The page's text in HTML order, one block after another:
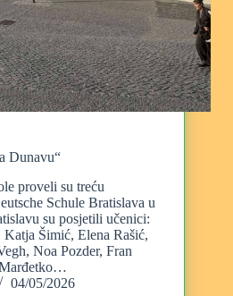
Dunavu“
proveli su treću
Schule Bratislava u
su posjetili učenici:
Katja Šimić, Elena Rašić,
Noa Pozder, Fran
04/05/2026